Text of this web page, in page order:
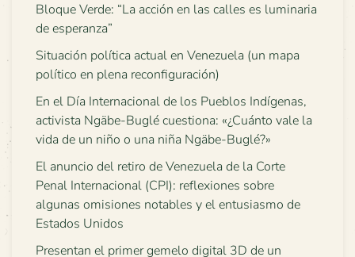
Bloque Verde: “La acción en las calles es luminaria
de esperanza”
Situación política actual en Venezuela (un mapa
político en plena reconfiguración)
En el Día Internacional de los Pueblos Indígenas,
activista Ngäbe-Buglé cuestiona: «¿Cuánto vale la
vida de un niño o una niña Ngäbe-Buglé?»
El anuncio del retiro de Venezuela de la Corte
Penal Internacional (CPI): reflexiones sobre
algunas omisiones notables y el entusiasmo de
Estados Unidos
Presentan el primer gemelo digital 3D de un